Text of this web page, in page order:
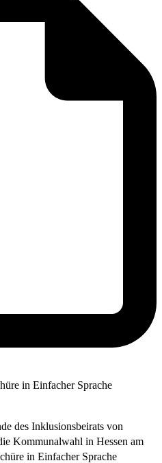
des Inklusionsbeirats von
Kommunalwahl in Hessen am
in Einfacher Sprache